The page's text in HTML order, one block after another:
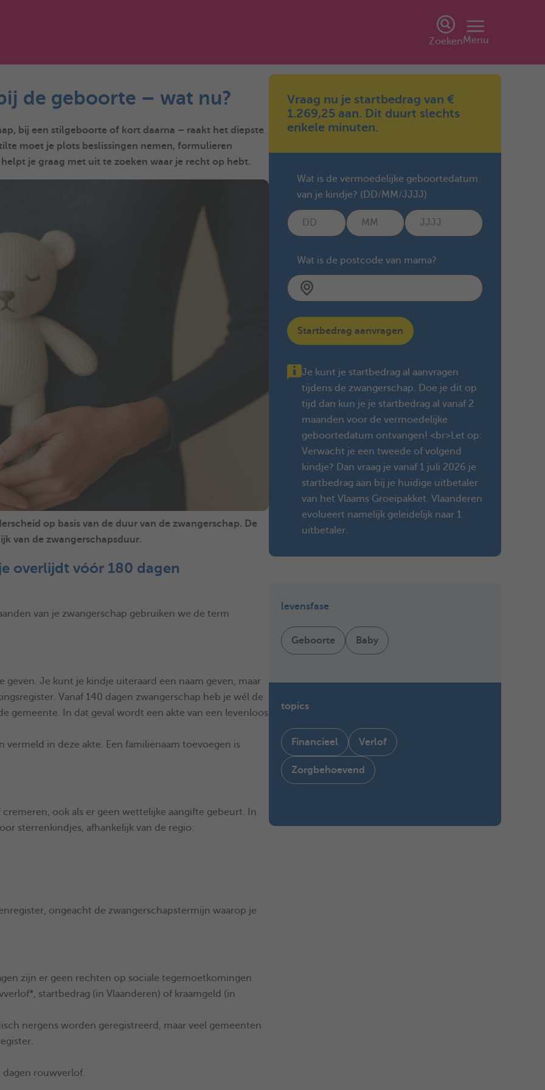
ZoekenMenu
de geboorte – wat nu?
bij een stilgeboorte of kort daarna – raakt het diepste
moet je plots beslissingen nemen, formulieren
je graag met uit te zoeken waar je recht op hebt.
op basis van de duur van de zwangerschap. De
van de zwangerschapsduur.
overlijdt vóór 180 dagen
van je zwangerschap gebruiken we de term
Je kunt je kindje uiteraard een naam geven, maar
Vanaf 140 dagen zwangerschap heb je wél de
gemeente. In dat geval wordt een akte van een levenloos
vermeld in deze akte. Een familienaam toevoegen is
ook als er geen wettelijke aangifte gebeurt. In
sterrenkindjes, afhankelijk van de regio:
ongeacht de zwangerschapstermijn waarop je
zijn er geen rechten op sociale tegemoetkomingen
startbedrag (in Vlaanderen) of kraamgeld (in
nergens worden geregistreerd, maar veel gemeenten
dagen rouwverlof.
Vraag nu je startbedrag van €
1.269,25 aan. Dit duurt slechts
enkele minuten.
Wat is de vermoedelijke geboortedatum
van je kindje? (DD/MM/JJJJ)
Wat is de postcode van mama?
Startbedrag aanvragen
Je kunt je startbedrag al aanvragen
tijdens de zwangerschap. Doe je dit op
tijd dan kun je je startbedrag al vanaf 2
maanden voor de vermoedelijke
geboortedatum ontvangen! <br>Let op:
Verwacht je een tweede of volgend
kindje? Dan vraag je vanaf 1 juli 2026 je
startbedrag aan bij je huidige uitbetaler
van het Vlaams Groeipakket. Vlaanderen
evolueert namelijk geleidelijk naar 1
uitbetaler.
levensfase
Geboorte Baby
topics
Financieel Verlof
Zorgbehoevend